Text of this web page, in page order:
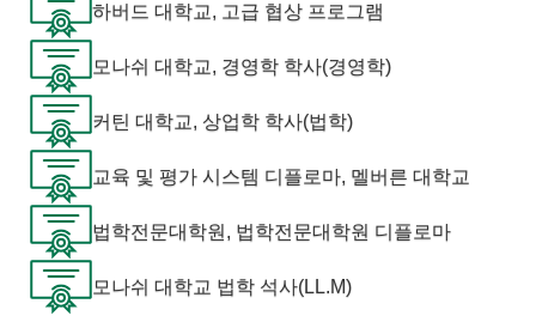
하버드 대학교, 고급 협상 프로그램
모나쉬 대학교, 경영학 학사(경영학)
커틴 대학교, 상업학 학사(법학)
교육 및 평가 시스템 디플로마, 멜버른 대학교
법학전문대학원, 법학전문대학원 디플로마
모나쉬 대학교 법학 석사(LL.M)